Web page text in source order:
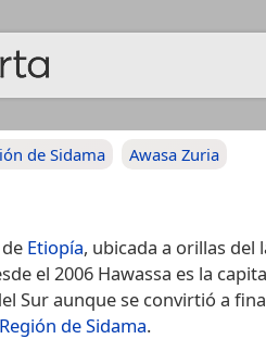
de Sidama Awasa Zuria
Etiopía, ubicada a orillas del
el 2006 Hawassa es la
Sur aunque se convirtió a
Región de Sidama.